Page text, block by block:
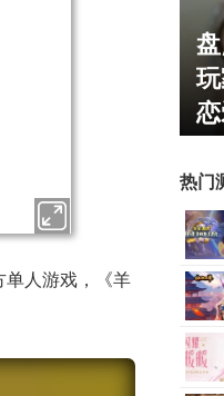
单人游戏，《羊
热门